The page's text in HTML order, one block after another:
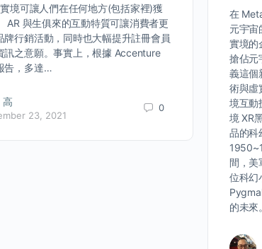
境可讓人們在任何地方(包括家裡)獲
AR 與生俱來的互動特質可讓消費者更
牌行銷活動，同時也大幅提升註冊會員
訊之意願。事實上，根據 Accenture
告，多達…
高
23, 2021
0
在
元宇宙
實境的
搶佔元
義這個
術與虛
境互動
境 XR
品的科
間，美
位科幻
的未